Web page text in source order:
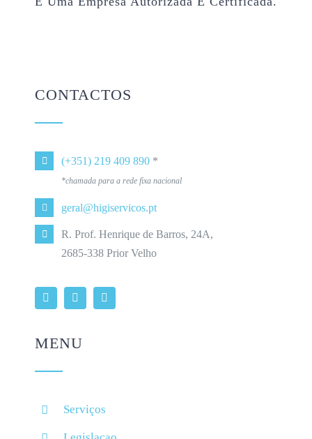
CONTACTOS
(+351) 219 409 890 *
*chamada para a rede fixa nacional
geral@higiservicos.pt
R. Prof. Henrique de Barros, 24A,
2685-338 Prior Velho
MENU
Serviços